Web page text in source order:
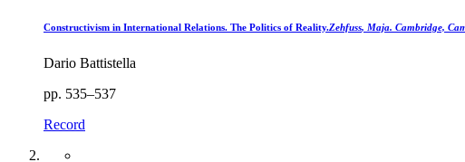
Constructivism in International Relations. The Politics of Reality.Zehfuss, Maja. Cambridge,
Dario Battistella
pp. 535–537
Record